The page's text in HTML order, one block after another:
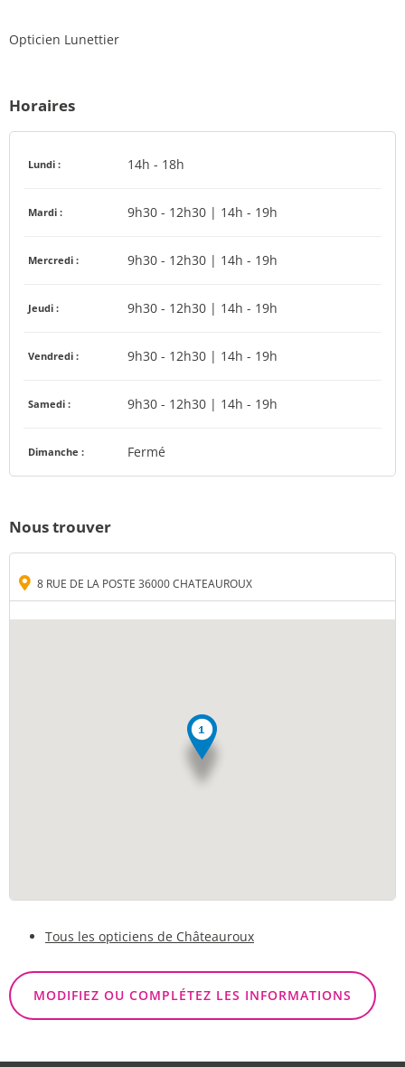
Opticien Lunettier
Horaires
Lundi : 14h - 18h
Mardi : 9h30 - 12h30 | 14h - 19h
Mercredi : 9h30 - 12h30 | 14h - 19h
Jeudi : 9h30 - 12h30 | 14h - 19h
Vendredi : 9h30 - 12h30 | 14h - 19h
Samedi : 9h30 - 12h30 | 14h - 19h
Dimanche : Fermé
Nous trouver
8 RUE DE LA POSTE 36000 CHATEAUROUX
Tous les opticiens de Châteauroux
MODIFIEZ OU COMPLÉTEZ LES INFORMATIONS